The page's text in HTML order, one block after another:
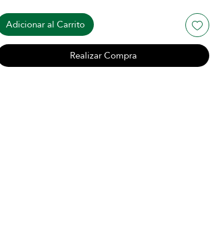
Adicionar al Carrito
Realizar Compra